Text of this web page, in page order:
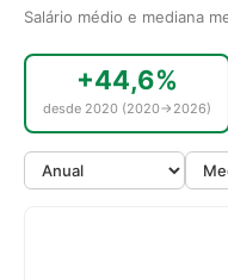
Salário médio e mediana
+44,6%
desde 2020 (2020→2026)